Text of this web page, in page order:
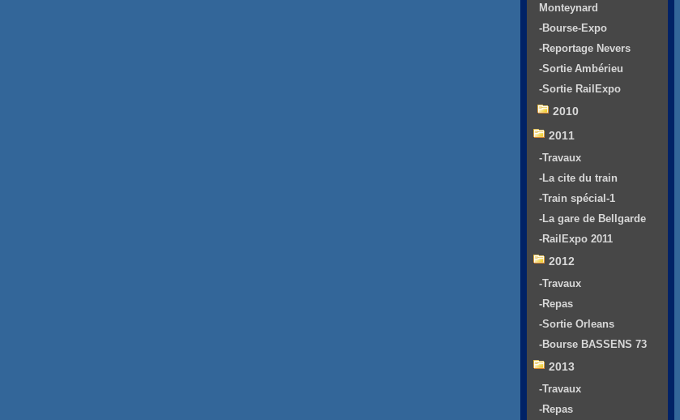
Monteynard
-Bourse-Expo
-Reportage Nevers
-Sortie Ambérieu
-Sortie RailExpo
2010
2011
-Travaux
-La cite du train
-Train spécial-1
-La gare de Bellgarde
-RailExpo 2011
2012
-Travaux
-Repas
-Sortie Orleans
-Bourse BASSENS 73
2013
-Travaux
-Repas